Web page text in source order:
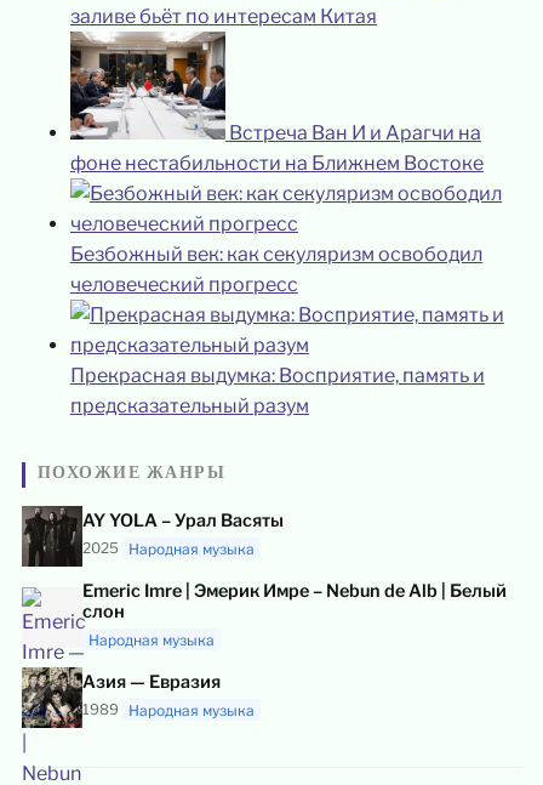
заливе бьёт по интересам Китая
Встреча Ван И и Арагчи на
фоне нестабильности на Ближнем Востоке
Безбожный век: как секуляризм освободил
человеческий прогресс
Прекрасная выдумка: Восприятие, память и
предсказательный разум
ПОХОЖИЕ ЖАНРЫ
AY YOLA – Урал Васяты
2025 Народная музыка
Emeric Imre | Эмерик Имре – Nebun de Alb | Белый
слон
Народная музыка
Азия — Евразия
1989 Народная музыка